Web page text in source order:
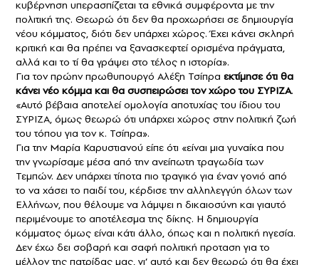
κυβέρνηση υπερασπίζεται τα εθνικά συμφέροντα με την
πολιτική της. Θεωρώ ότι δεν θα προχωρήσει σε δημιουργία
νέου κόμματος, διότι δεν υπάρχει χώρος. Έχει κάνει σκληρή
κριτική και θα πρέπει να ξανασκεφτεί ορισμένα πράγματα,
αλλά και το τί θα γράψει στο τέλος η ιστορία».
Για τον πρώην πρωθυπουργό Αλέξη Τσίπρα εκτίμησε ότι θα
κάνει νέο κόμμα και θα συσπειρώσει τον χώρο του ΣΥΡΙΖΑ.
«Αυτό βέβαια αποτελεί ομολογία αποτυχίας του ίδιου του
ΣΥΡΙΖΑ, όμως θεωρώ ότι υπάρχει χώρος στην πολιτική ζωή
του τόπου για τον κ. Τσίπρα».
Για την Μαρία Καρυστιανού είπε ότι «είναι μια γυναίκα που
την γνωρίσαμε μέσα από την ανείπωτη τραγωδία των
Τεμπών. Δεν υπάρχει τίποτα πιο τραγικό για έναν γονιό από
το να χάσει το παιδί του, κέρδισε την αλληλεγγύη όλων των
Ελλήνων, που θέλουμε να λάμψει η δικαιοσύνη και γιαυτό
περιμένουμε το αποτέλεσμα της δίκης. Η δημιουργία
κόμματος όμως είναι κάτι άλλο, όπως και η πολιτική ηγεσία.
Δεν έχω δει σοβαρή και σαφή πολιτική προταση για το
μέλλον της πατρίδας μας, γι’ αυτό και δεν θεωρώ ότι θα έχει